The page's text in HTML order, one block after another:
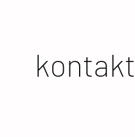
kontakt